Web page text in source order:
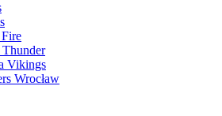
Vikings
Wrocław